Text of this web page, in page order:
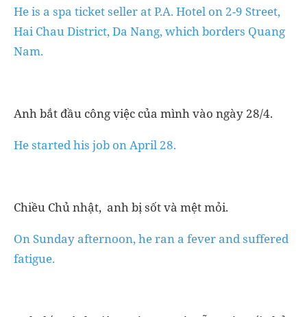
He is a spa ticket seller at P.A. Hotel on 2-9 Street,
Hai Chau District, Da Nang, which borders Quang
Nam.
Anh bắt đầu công việc của mình vào ngày 28/4.
He started his job on April 28.
Chiều Chủ nhật, anh bị sốt và mệt mỏi.
On Sunday afternoon, he ran a fever and suffered
fatigue.